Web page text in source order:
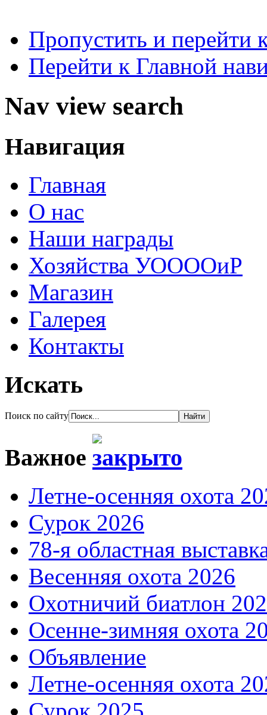
Пропустить и перейти
Перейти к Главной
Nav view search
Навигация
Главная
О нас
Наши награды
Хозяйства УООООиР
Магазин
Галерея
Контакты
Искать
Поиск по сайту
Важное
Летне-осенняя охота
Сурок 2026
78-я областная
Весенняя охота 2026
Охотничий биатлон
Осенне-зимняя охота
Объявление
Летне-осенняя охота